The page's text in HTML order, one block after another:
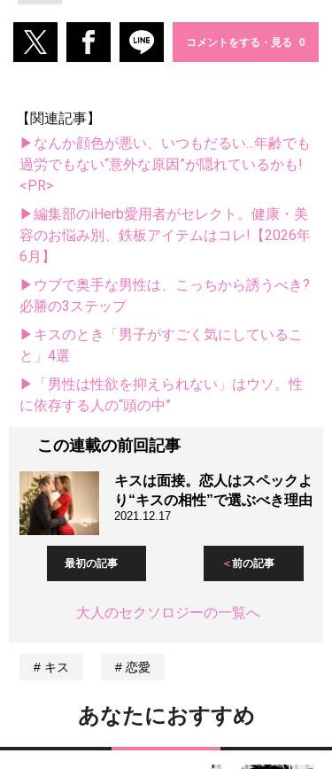
コメントをする・見る
【関連記事】
▶なんか顔色が悪い、いつもだるい...年齢でも
過労でもない“意外な原因”が隠れているかも!
<PR>
▶編集部のiHerb愛用者がセレクト。健康・美
容のお悩み別、鉄板アイテムはコレ!【2026年
6月】
▶ウブで奥手な男性は、こっちから誘うべき?
必勝の3ステップ
▶キスのとき「男子がすごく気にしているこ
と」4選
▶「男性は性欲を抑えられない」はウソ。性
に依存する人の“頭の中”
この連載の前回記事
キスは面接。恋人はスペックよ
り“キスの相性”で選ぶべき理由
2021.12.17
最初の記事 前の記事
大人のセクソロジーの一覧へ
キス 恋愛
あなたにおすすめ